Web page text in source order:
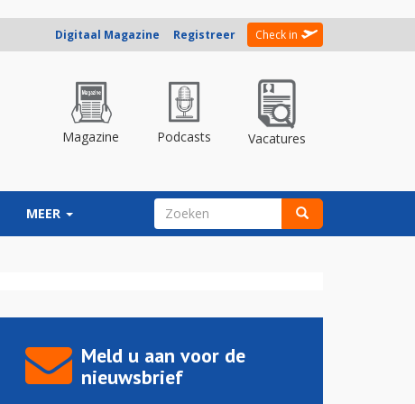
Digitaal Magazine Registreer Check in
Magazine Podcasts Vacatures
MEER ZOEKVELD
Meld u aan voor de
nieuwsbrief